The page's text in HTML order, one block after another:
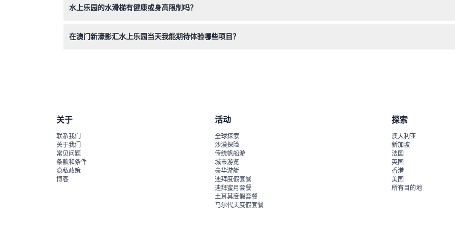
水上乐园的水滑梯有健康或身高限制吗？
在澳门新濠影汇水上乐园当天我能期待体验哪些项目？
关于
联系我们
关于我们
常见问题
条款和条件
隐私政策
博客
活动
全球探索
沙漠探险
传统帆船游
城市游览
豪华游艇
迪拜度假套餐
迪拜蜜月套餐
土耳其度假套餐
马尔代夫度假套餐
探索
澳大利亚
新加坡
法国
英国
香港
美国
所有目的地